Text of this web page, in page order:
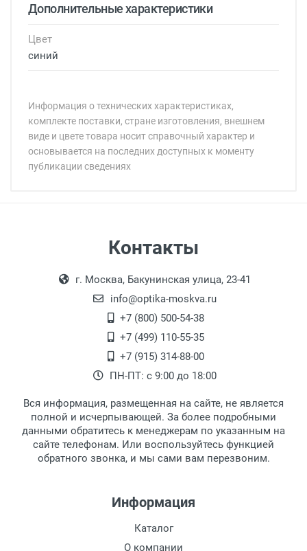
Дополнительные характеристики
Цвет
синий
Информация о технических характеристиках,
комплекте поставки, стране изготовления, внешнем
виде и цвете товара носит справочный характер и
основывается на последних доступных к моменту
публикации сведениях
Самовывоз.
Оплата товара производится
наличными непосредственно на пункте
выдачи товара.
Перечисление средств на расчетный счет.
18:00, по субботам с 11:00 до 15:00, в
офисе по адресу: г. Москва,
Переведеновский переулок 17, корпус 1,
второй этаж, тел. +7 (499) 110-55-35.
После того, как заказ поступает в пункт
выдачи, наш менеджер связывается с
клиентом и оповещает о поступлении
Для получения товара при себе
обязательно иметь паспорт.
Заказ необходимо забрать в течение 3
рабочих дней с момента поступления на
дополнительных расходов за хранение
Контакты
г. Москва, Бакунинская улица, 23-41
info@optika-moskva.ru
+7 (800) 500-54-38
+7 (499) 110-55-35
+7 (915) 314-88-00
ПН-ПТ: с 9:00 до 18:00
Вся информация, размещенная на сайте, не является
полной и исчерпывающей. За более подробными
данными обратитесь к менеджерам по указанным на
сайте телефонам. Или воспользуйтесь функцией
обратного звонка, и мы сами вам перезвоним.
Информация
Каталог
О компании